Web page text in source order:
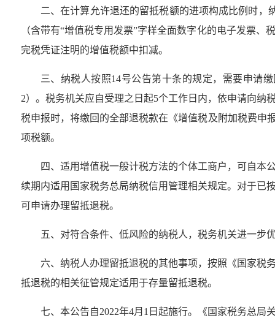
二、在计算允许退还的留抵税额的进项构成比例时，
（含带有“增值税专用发票”字样全面数字化的电子发票
完税凭证注明的增值税额中扣减。
三、纳税人按照14号公告第十条的规定，需要申请
2）。税务机关应自受理之日起5个工作日内，依申请向纳
税申报时，将缴回的全部退税款在《增值税及附加税费申
项税额。
四、适用增值税一般计税方法的个体工商户，可自本
续期内适用国家税务总局纳税信用管理相关规定。对于已
可申请办理留抵退税。
五、对符合条件、低风险的纳税人，税务机关进一步
六、纳税人办理留抵退税的其他事项，按照《国家税
抵退税的相关征管规定适用于存量留抵退税。
七、本公告自2022年4月1日起施行。《国家税务总局